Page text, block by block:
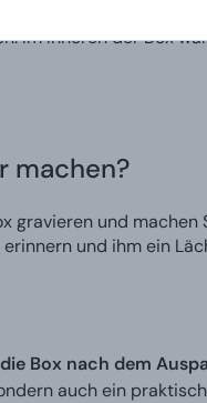
Schleife, die auf den
Im Inneren der Box
machen?
gravieren und machen
und ihm ein
Box nach dem
auch ein